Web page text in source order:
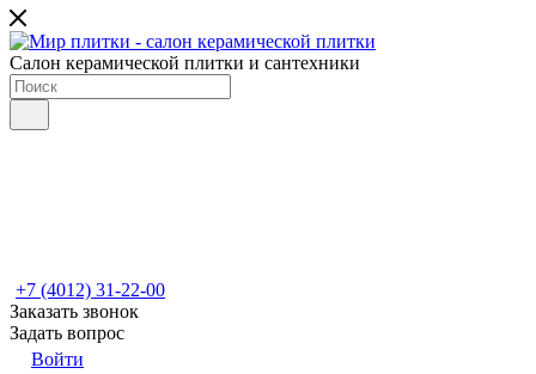
Салон керамической плитки и сантехники
+7 (4012) 31-22-00
Заказать звонок
Задать вопрос
Войти